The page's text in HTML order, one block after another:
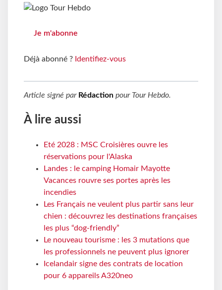
Je m'abonne
Déjà abonné ? Identifiez-vous
Article signé par Rédaction pour Tour Hebdo.
À lire aussi
Eté 2028 : MSC Croisières ouvre les
réservations pour l'Alaska
Landes : le camping Homair Mayotte
Vacances rouvre ses portes après les
incendies
Les Français ne veulent plus partir sans leur
chien : découvrez les destinations françaises
les plus “dog-friendly”
Le nouveau tourisme : les 3 mutations que
les professionnels ne peuvent plus ignorer
Icelandair signe des contrats de location
pour 6 appareils A320neo